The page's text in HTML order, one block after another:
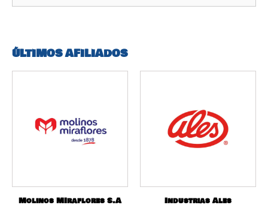
ÚLTIMOS AFILIADOS
Molinos MIraflores S.A Industrias Ales